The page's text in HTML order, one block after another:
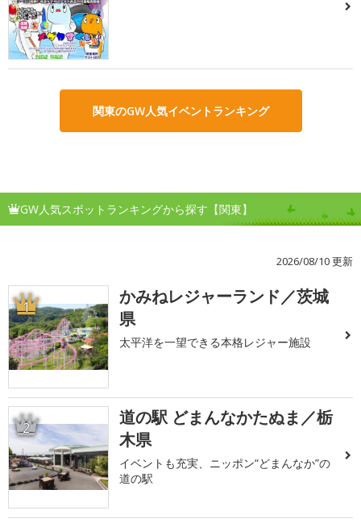
関東のGW人気イベントランキング
GW人気スポットランキングから探す【関東】
2026/08/10 更新
1
かみねレジャーランド／茨城
県
太平洋を一望できる本格レジャー施設
2
道の駅 どまんなかたぬま／栃
木県
イベントも充実、ニッポン“どまんなか”の
道の駅